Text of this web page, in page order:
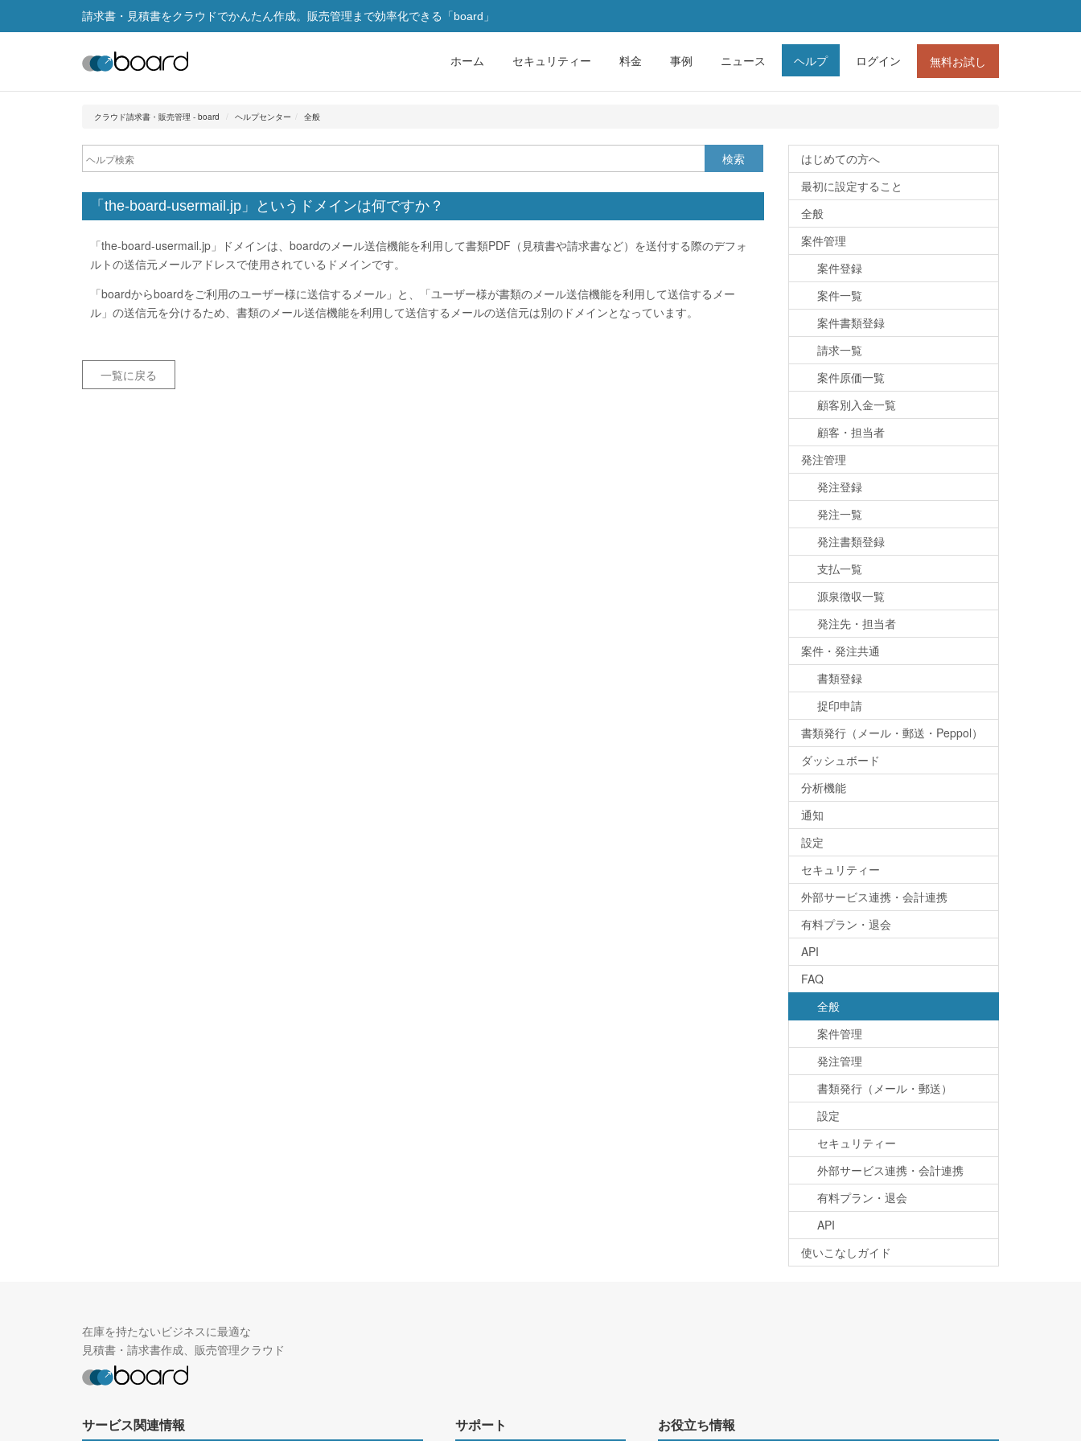
請求書・見積書をクラウドでかんたん作成。販売管理まで効率化できる「board」
ホーム セキュリティー 料金 事例 ニュース ヘルプ ログイン 無料お試し
クラウド請求書・販売管理 - board ヘルプセンター 全般
検索
「the-board-usermail.jp」というドメインは何ですか？
「the-board-usermail.jp」ドメインは、boardのメール送信機能を利用して書類PDF（見積書や請求書など）を送付する際のデフォ
ルトの送信元メールアドレスで使用されているドメインです。
「boardからboardをご利用のユーザー様に送信するメール」と、「ユーザー様が書類のメール送信機能を利用して送信するメー
ル」の送信元を分けるため、書類のメール送信機能を利用して送信するメールの送信元は別のドメインとなっています。
一覧に戻る
はじめての方へ
最初に設定すること
全般
案件管理
案件登録
案件一覧
案件書類登録
請求一覧
案件原価一覧
顧客別入金一覧
顧客・担当者
発注管理
発注登録
発注一覧
発注書類登録
支払一覧
源泉徴収一覧
発注先・担当者
案件・発注共通
書類登録
捉印申請
書類発行（メール・郵送・Peppol）
ダッシュボード
分析機能
通知
設定
セキュリティー
外部サービス連携・会計連携
有料プラン・退会
API
FAQ
全般
案件管理
発注管理
書類発行（メール・郵送）
設定
セキュリティー
外部サービス連携・会計連携
有料プラン・退会
API
使いこなしガイド
在庫を持たないビジネスに最適な
見積書・請求書作成、販売管理クラウド
サービス関連情報 サポート お役立ち情報